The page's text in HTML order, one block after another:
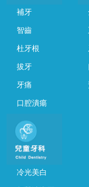
補牙
智齒
杜牙根
拔牙
牙痛
口腔潰瘍
冷光美白